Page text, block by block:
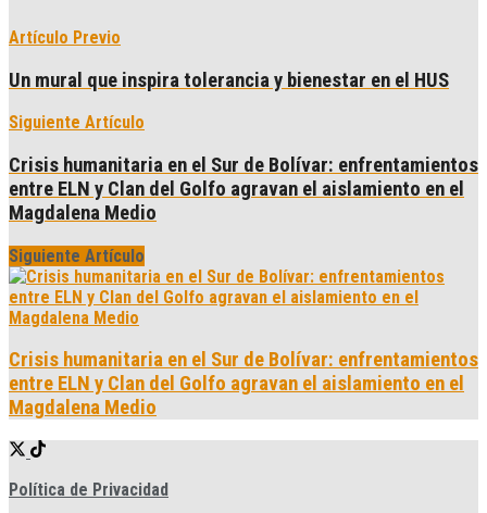
Artículo Previo
Un mural que inspira tolerancia y bienestar en el HUS
Siguiente Artículo
Crisis humanitaria en el Sur de Bolívar: enfrentamientos
entre ELN y Clan del Golfo agravan el aislamiento en el
Magdalena Medio
Siguiente Artículo
Crisis humanitaria en el Sur de Bolívar: enfrentamientos
entre ELN y Clan del Golfo agravan el aislamiento en el
Magdalena Medio
Política de Privacidad